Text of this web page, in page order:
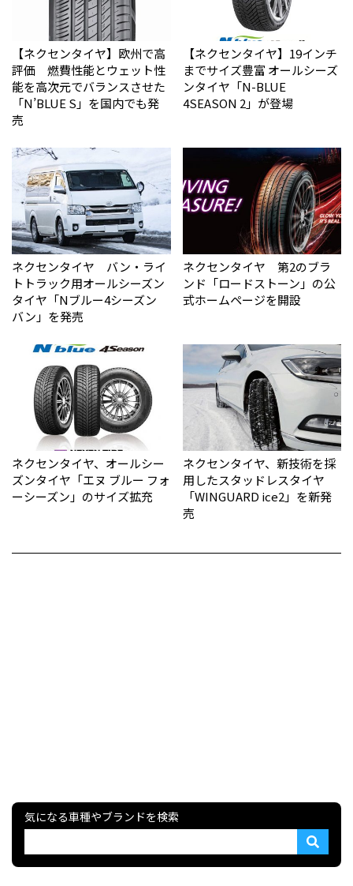
【ネクセンタイヤ】欧州で高
評価 燃費性能とウェット性
能を高次元でバランスさせた
「N’BLUE S」を国内でも発
売
【ネクセンタイヤ】19インチ
までサイズ豊富 オールシーズ
ンタイヤ「N-BLUE
4SEASON 2」が登場
ネクセンタイヤ バン・ライ
トトラック用オールシーズン
タイヤ「Nブルー4シーズン
バン」を発売
ネクセンタイヤ 第2のブラ
ンド「ロードストーン」の公
式ホームページを開設
ネクセンタイヤ、オールシー
ズンタイヤ「エヌ ブルー フォ
ーシーズン」のサイズ拡充
ネクセンタイヤ、新技術を採
用したスタッドレスタイヤ
「WINGUARD ice2」を新発
売
気になる車種やブランドを検索